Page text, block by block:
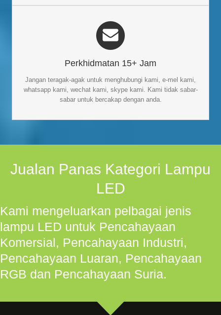
Perkhidmatan 15+ Jam
Jangan teragak-agak untuk menghubungi kami, e-mel kami,
whatsapp kami, wechat kami, skype kami. Kami tidak sabar-
sabar untuk bercakap dengan anda.
SERVIS 15+ JAM
masa untuk berkomunikasi dengan pelanggan. Setiap kali anda
mempunyai soalan, jangan teragak-agak untuk menghubungi
kami, e-mel kami, whatsapp kami, wechat kami atau skype
kami.
Jualan Panas Kategori Lampu
LED
Kami mengeluarkan pelbagai jenis
lampu LED untuk Pencahayaan
Komersial, Pencahayaan Industri,
Pencahayaan Luaran, Pencahayaan
RGB dan Pencahayaan Suria.